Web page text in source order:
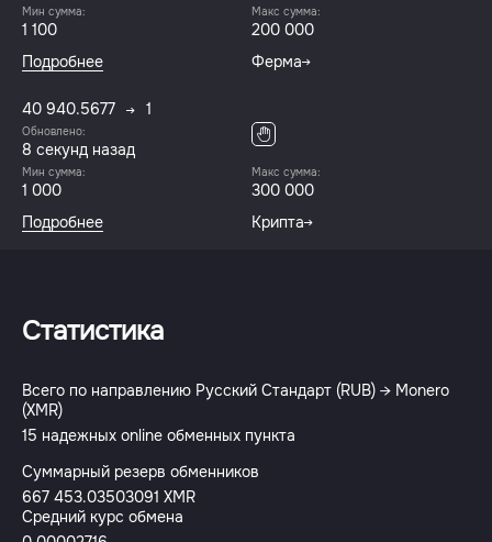
Мин сумма:
1 100
Макс сумма:
200 000
Подробнее
Ферма
40 940.5677 1
Обновлено:
8 секунд назад
Мин сумма:
1 000
Макс сумма:
300 000
Подробнее
Крипта
Статистика
Всего по направлению Русский Стандарт (RUB) → Monero
(XMR)
15 надежных online обменных пункта
Суммарный резерв обменников
667 453.03503091 XMR
Средний курс обмена